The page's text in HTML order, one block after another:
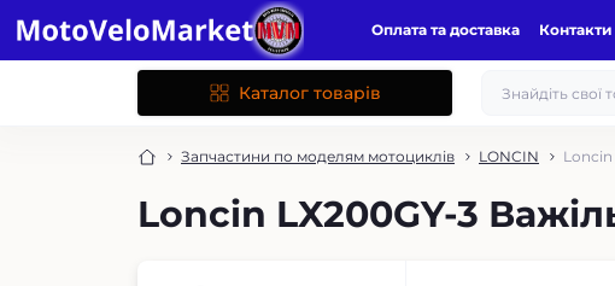
Оплата та доставка Контакти
Каталог товарів
Запчастини по моделям мотоциклів LONCIN Loncin
Loncin LX200GY-3